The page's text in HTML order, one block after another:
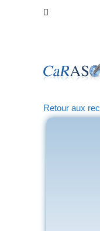
Retour aux